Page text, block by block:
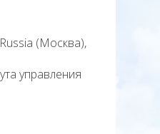
(Москва),
управления